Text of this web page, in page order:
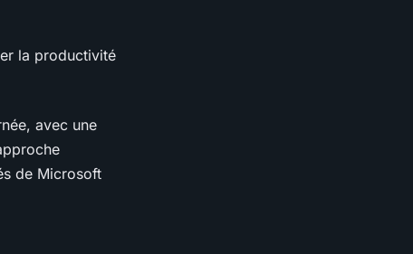
la productivité
avec une
de Microsoft